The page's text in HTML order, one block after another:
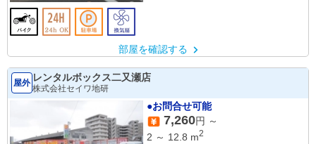
部屋を確認する
屋外 レンタルボックス二又瀬店
株式会社セイワ地研
●お問合せ可能
7,260円 ～
2 ～ 12.8 m2